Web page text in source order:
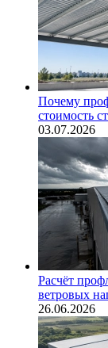
Почему
стоимость
03.07.2026
Расчёт
ветровых
26.06.2026